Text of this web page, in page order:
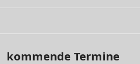
kommende Termine